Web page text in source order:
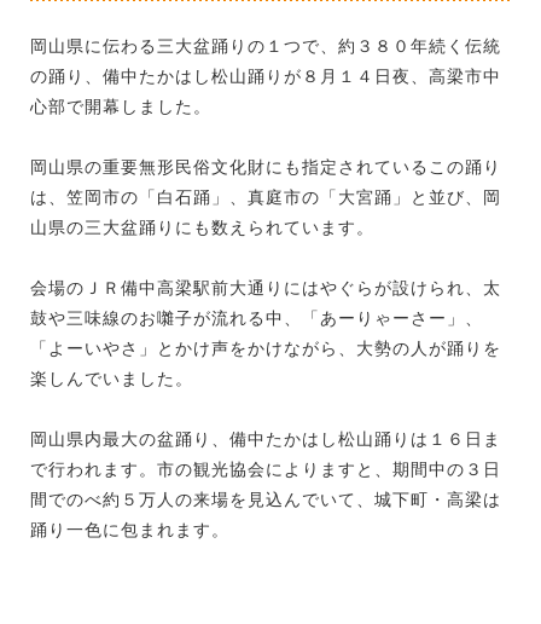
岡山県に伝わる三大盆踊りの１つで、約３８０年続く伝統
の踊り、備中たかはし松山踊りが８月１４日夜、高梁市中
心部で開幕しました。
岡山県の重要無形民俗文化財にも指定されているこの踊り
は、笠岡市の「白石踊」、真庭市の「大宮踊」と並び、岡
山県の三大盆踊りにも数えられています。
会場のＪＲ備中高梁駅前大通りにはやぐらが設けられ、太
鼓や三味線のお囃子が流れる中、「あーりゃーさー」、
「よーいやさ」とかけ声をかけながら、大勢の人が踊りを
楽しんでいました。
岡山県内最大の盆踊り、備中たかはし松山踊りは１６日ま
で行われます。市の観光協会によりますと、期間中の３日
間でのべ約５万人の来場を見込んでいて、城下町・高梁は
踊り一色に包まれます。